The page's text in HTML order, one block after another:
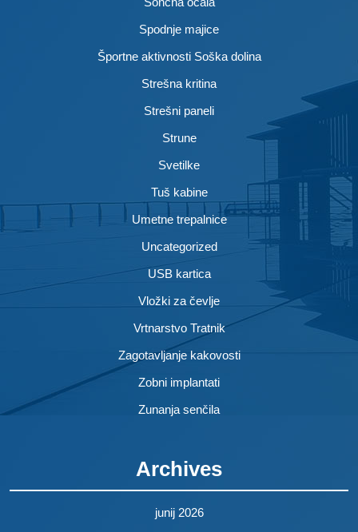
Spodnje majice
Športne aktivnosti Soška dolina
Strešna kritina
Strešni paneli
Strune
Svetilke
Tuš kabine
Umetne trepalnice
Uncategorized
USB kartica
Vložki za čevlje
Vrtnarstvo Tratnik
Zagotavljanje kakovosti
Zobni implantati
Zunanja senčila
Archives
junij 2026